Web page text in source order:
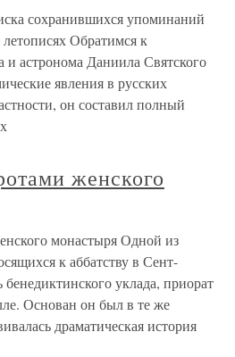
сохранившихся упоминаний
Обратимся к
и астронома Даниила Святского
явления в русских
он составил полный
женского
монастыря Одной из
к аббатству в Сент-
уклада, приорат
Основан он был в те же
драматическая история